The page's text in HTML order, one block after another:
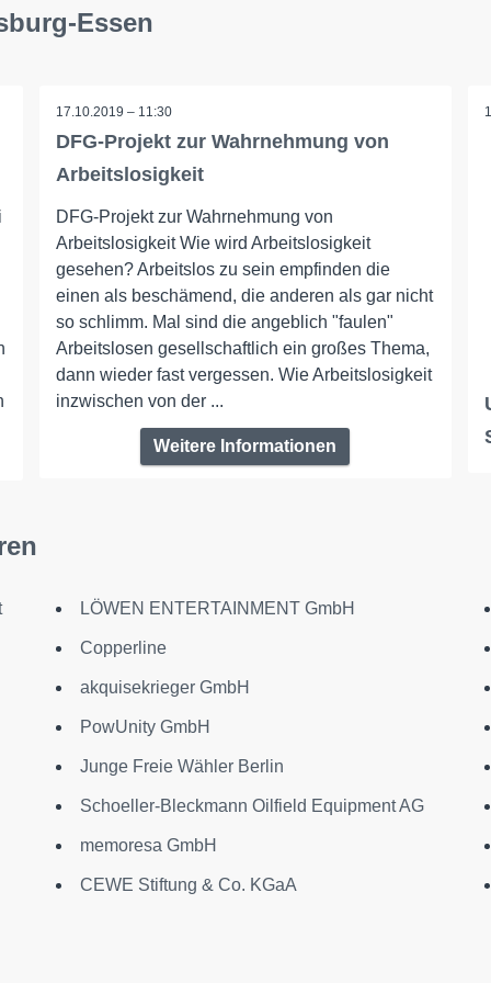
Essen
17.10.2019 – 11:30
DFG-Projekt zur Wahrnehmung von
Arbeitslosigkeit
DFG-Projekt zur Wahrnehmung von
Arbeitslosigkeit Wie wird Arbeitslosigkeit
gesehen? Arbeitslos zu sein empfinden die
einen als beschämend, die anderen als gar nicht
so schlimm. Mal sind die angeblich "faulen"
Arbeitslosen gesellschaftlich ein großes Thema,
dann wieder fast vergessen. Wie Arbeitslosigkeit
inzwischen von der ...
Weitere Informationen
LÖWEN ENTERTAINMENT GmbH
Copperline
akquisekrieger GmbH
PowUnity GmbH
Junge Freie Wähler Berlin
Schoeller-Bleckmann Oilfield Equipment AG
memoresa GmbH
CEWE Stiftung & Co. KGaA